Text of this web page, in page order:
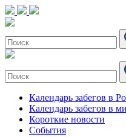
Календарь забегов в
Календарь забегов в
Короткие новости
События